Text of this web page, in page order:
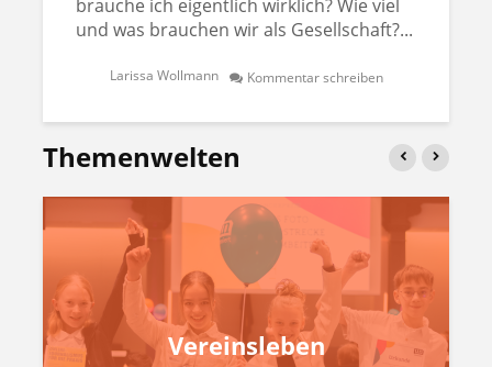
brauche ich eigentlich wirklich? Wie viel
und was brauchen wir als Gesellschaft?...
Larissa Wollmann Kommentar schreiben
Themenwelten
Vereinsleben